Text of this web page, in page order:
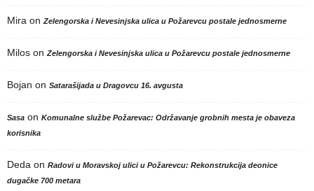
Mira on Zelengorska i Nevesinjska ulica u Požarevcu postale jednosmerne
Milos on Zelengorska i Nevesinjska ulica u Požarevcu postale jednosmerne
Bojan on Satarašijada u Dragovcu 16. avgusta
Sasa on Komunalne službe Požarevac: Održavanje grobnih mesta je obaveza
korisnika
Deda on Radovi u Moravskoj ulici u Požarevcu: Rekonstrukcija deonice
dugačke 700 metara